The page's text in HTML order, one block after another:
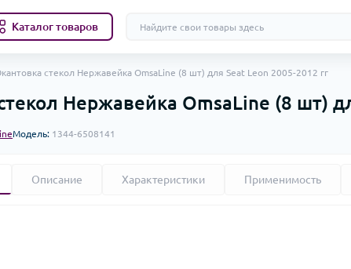
Каталог товаров
стекол Нержавейка OmsaLine (8 шт) для Seat Leon 2005-2012 гг
Нержавейка OmsaLine (8 шт)
Модель: 1344-6508141
Описание Характеристики Применимость